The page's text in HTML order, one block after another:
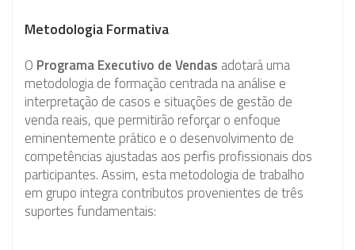
Metodologia Formativa
O Programa Executivo de Vendas adotará uma
metodologia de formação centrada na análise e
interpretação de casos e situações de gestão de
venda reais, que permitirão reforçar o enfoque
eminentemente prático e o desenvolvimento de
competências ajustadas aos perfis profissionais dos
participantes. Assim, esta metodologia de trabalho
em grupo integra contributos provenientes de três
suportes fundamentais: